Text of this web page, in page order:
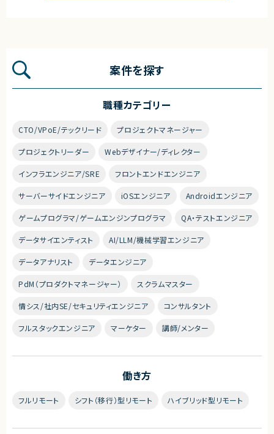
案件を探す
職種カテゴリー
CTO/VPoE/テックリード プロジェクトマネージャー
プロジェクトリーダー Webデザイナー/ディレクター
インフラエンジニア/SRE フロントエンドエンジニア
サーバーサイドエンジニア iOSエンジニア Androidエンジニア
ゲームプログラマ/ゲームエンジンプログラマ QA・テストエンジニア
データサイエンティスト AI/LLM/機械学習エンジニア
データアナリスト データエンジニア
PdM（プロダクトマネージャー） スクラムマスター
情シス/社内SE/セキュリティエンジニア コンサルタント
フルスタックエンジニア マーケター 講師/メンター
働き方
フルリモート シフト（移行）型リモート ハイブリッド型リモート